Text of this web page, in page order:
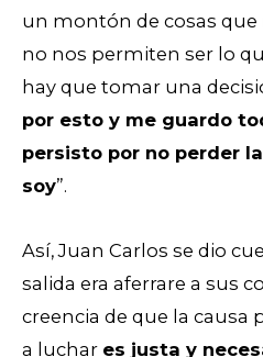
un montón de cosas
no nos permiten ser lo
hay que tomar una
por esto y me guardo
persisto por no perder
soy”.
Así, Juan Carlos se dio
salida era aferrare a sus
creencia de que la causa
a luchar es justa y